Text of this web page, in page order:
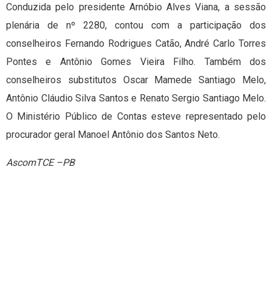
Conduzida pelo presidente Arnóbio Alves Viana, a sessão
plenária de nº 2280, contou com a participação dos
conselheiros Fernando Rodrigues Catão, André Carlo Torres
Pontes e Antônio Gomes Vieira Filho. Também dos
conselheiros substitutos Oscar Mamede Santiago Melo,
Antônio Cláudio Silva Santos e Renato Sergio Santiago Melo.
O Ministério Público de Contas esteve representado pelo
procurador geral Manoel Antônio dos Santos Neto.
AscomTCE –PB